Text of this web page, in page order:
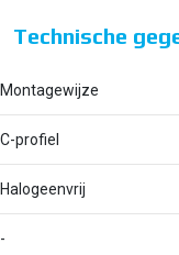
Technische
Montagewijze
C-profiel
Halogeenvrij
-